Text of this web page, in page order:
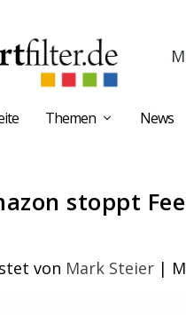
Themen News
stoppt
von Mark Steier |